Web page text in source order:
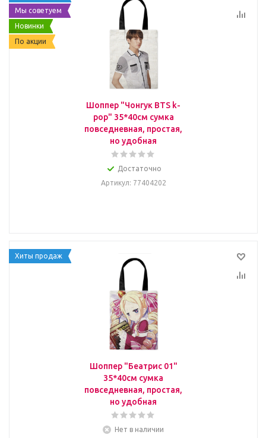
Мы советуем
Новинки
По акции
Шоппер "Чонгук BTS k-
pop" 35*40см сумка
повседневная, простая,
но удобная
Достаточно
Артикул: 77404202
Хиты продаж
Шоппер "Беатрис 01"
35*40см сумка
повседневная, простая,
но удобная
Нет в наличии